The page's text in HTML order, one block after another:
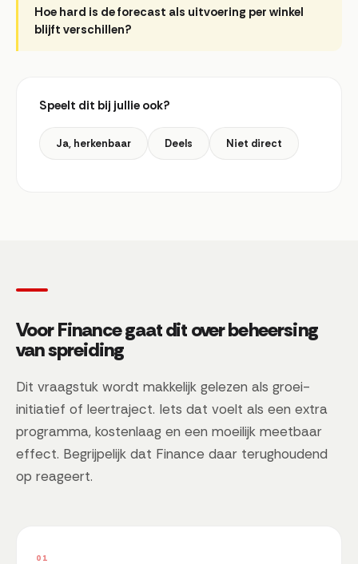
Hoe hard is de forecast als uitvoering per winkel
blijft verschillen?
Speelt dit bij jullie ook?
Ja, herkenbaar Deels Niet direct
Voor Finance gaat dit over beheersing
van spreiding
Dit vraagstuk wordt makkelijk gelezen als groei-
initiatief of leertraject. Iets dat voelt als een extra
programma, kostenlaag en een moeilijk meetbaar
effect. Begrijpelijk dat Finance daar terughoudend
op reageert.
01